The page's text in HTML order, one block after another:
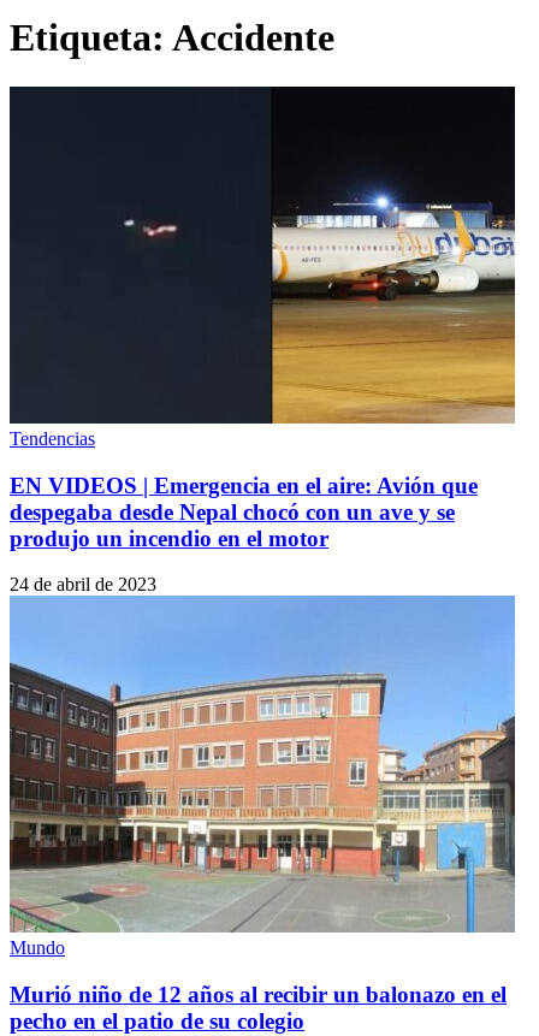
Etiqueta: Accidente
Tendencias
EN VIDEOS | Emergencia en el aire: Avión que
despegaba desde Nepal chocó con un ave y se
produjo un incendio en el motor
24 de abril de 2023
Mundo
Murió niño de 12 años al recibir un balonazo en el
pecho en el patio de su colegio